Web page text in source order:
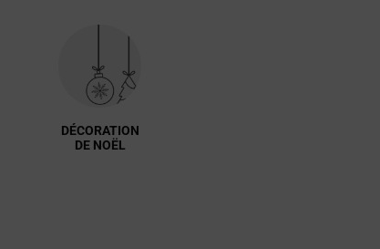
DÉCORATION
DE NOËL